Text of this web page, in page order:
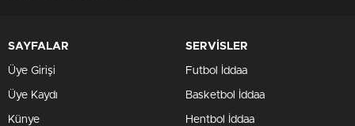
SAYFALAR
Üye Girişi
Üye Kaydı
Künye
SERVİSLER
Futbol İddaa
Basketbol İddaa
Hentbol İddaa